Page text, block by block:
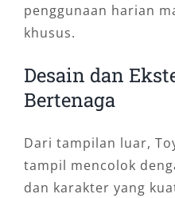
penggunaan harian
khusus.
Desain dan
Bertenaga
Dari tampilan luar,
tampil mencolok
dan karakter yang